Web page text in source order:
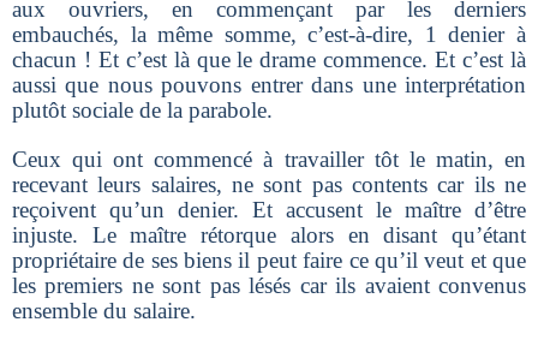
aux ouvriers, en commençant par les derniers
embauchés, la même somme, c’est-à-dire, 1 denier à
chacun ! Et c’est là que le drame commence. Et c’est là
aussi que nous pouvons entrer dans une interprétation
plutôt sociale de la parabole.
Ceux qui ont commencé à travailler tôt le matin, en
recevant leurs salaires, ne sont pas contents car ils ne
reçoivent qu’un denier. Et accusent le maître d’être
injuste. Le maître rétorque alors en disant qu’étant
propriétaire de ses biens il peut faire ce qu’il veut et que
les premiers ne sont pas lésés car ils avaient convenus
ensemble du salaire.